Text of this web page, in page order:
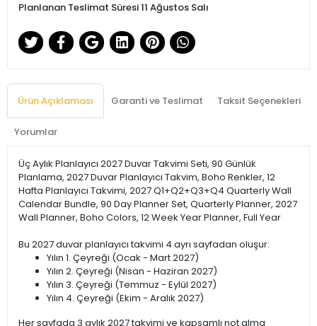
Planlanan Teslimat Süresi 11 Ağustos Salı
Ürün Açıklaması Garanti ve Teslimat Taksit Seçenekleri
Yorumlar
Üç Aylık Planlayıcı 2027 Duvar Takvimi Seti, 90 Günlük
Planlama, 2027 Duvar Planlayıcı Takvim, Boho Renkler, 12
Hafta Planlayıcı Takvimi, 2027 Q1+Q2+Q3+Q4 Quarterly Wall
Calendar Bundle, 90 Day Planner Set, Quarterly Planner, 2027
Wall Planner, Boho Colors, 12 Week Year Planner, Full Year
Bu 2027 duvar planlayıcı takvimi 4 ayrı sayfadan oluşur:
Yılın 1. Çeyreği (Ocak - Mart 2027)
Yılın 2. Çeyreği (Nisan - Haziran 2027)
Yılın 3. Çeyreği (Temmuz - Eylül 2027)
Yılın 4. Çeyreği (Ekim - Aralık 2027)
Her sayfada 3 aylık 2027 takvimi ve kapsamlı not alma